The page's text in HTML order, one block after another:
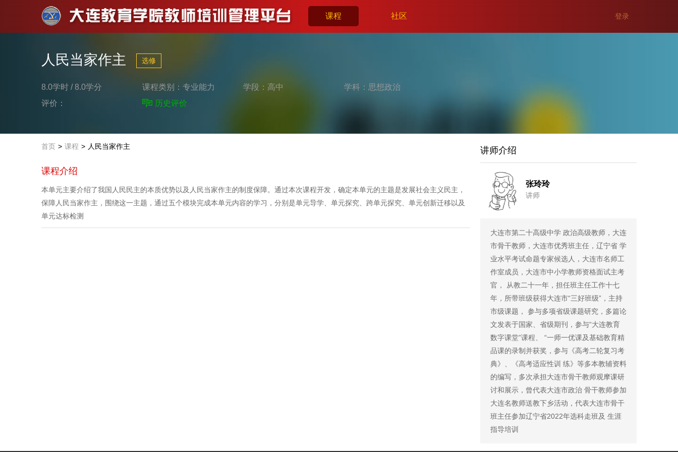
课程 社区 登录
人民当家作主 选修
8.0学时 / 8.0学分 课程类别： 专业能力 学段： 高中 学科： 思想政治
评价：
历史评价
首页 > 课程 > 人民当家作主
课程介绍
本单元主要介绍了我国人民民主的本质优势以及人民当家作主的制度保障。通过本次课程开发，确定本单元的主题是发展社会主义民主，
保障人民当家作主，围绕这一主题，通过五个模块完成本单元内容的学习，分别是单元导学、单元探究、跨单元探究、单元创新迁移以及
单元达标检测
讲师介绍
张玲玲
讲师
大连市第二十高级中学 政治高级教师，大连
市骨干教师，大连市优秀班主任，辽宁省 学
业水平考试命题专家候选人，大连市名师工
作室成员，大连市中小学教师资格面试主考
官， 从教二十一年，担任班主任工作十七
年，所带班级获得大连市“三好班级”，主持
市级课题， 参与多项省级课题研究，多篇论
文发表于国家、省级期刊，参与“大连教育
数字课堂”课程、 “一师一优课及基础教育精
品课的录制并获奖，参与《高考二轮复习考
典》、《高考适应性训 练》等多本教辅资料
的编写，多次承担大连市骨干教师观摩课研
讨和展示，曾代表大连市政治 骨干教师参加
大连名教师送教下乡活动，代表大连市骨干
班主任参加辽宁省2022年选科走班及 生涯
指导培训